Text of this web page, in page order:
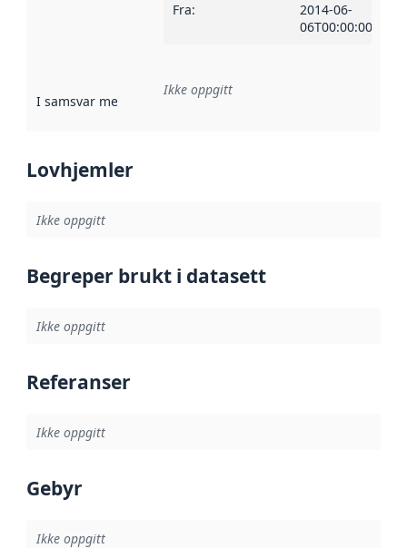
Fra:
2014-06-
06T00:00:00Z
I samsvar med Referanse til en implementasjonsregel
Ikke oppgitt
Lovhjemler
Ikke oppgitt
Begreper brukt i datasett
Ikke oppgitt
Referanser
Ikke oppgitt
Gebyr
Ikke oppgitt